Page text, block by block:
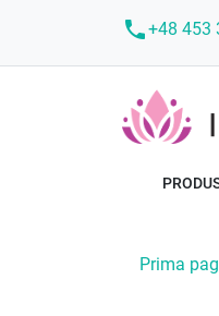
call+48 453
Prima